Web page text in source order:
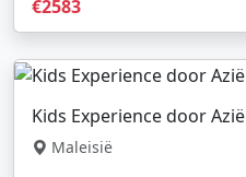
€2583
Kids Experience door Azië
Maleisië